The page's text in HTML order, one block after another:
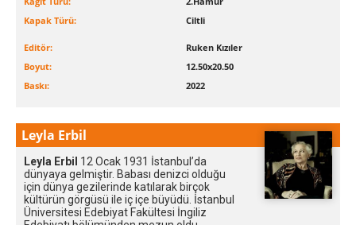
Kapak Türü:
Ciltli
Editör:
Ruken Kızıler
Boyut:
12.50x20.50
Baskı:
2022
Leyla Erbil
Leyla Erbil 12 Ocak 1931 İstanbul’da
dünyaya gelmiştir. Babası denizci olduğu
için dünya gezilerinde katılarak birçok
kültürün görgüsü ile iç içe büyüdü. İstanbul
Üniversitesi Edebiyat Fakültesi İngiliz